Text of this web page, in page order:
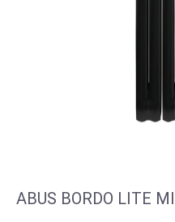
ABUS BORDO LITE